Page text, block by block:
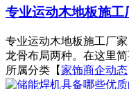
专业运动木地板施
专业运动木地板施工厂
龙骨布局两种。在这里
所属分类【家饰商企动态